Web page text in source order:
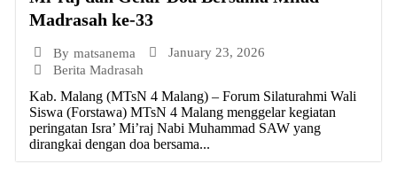
Madrasah ke-33
By matsanema
January 23, 2026
Berita Madrasah
Kab. Malang (MTsN 4 Malang) – Forum Silaturahmi Wali
Siswa (Forstawa) MTsN 4 Malang menggelar kegiatan
peringatan Isra’ Mi’raj Nabi Muhammad SAW yang
dirangkai dengan doa bersama...